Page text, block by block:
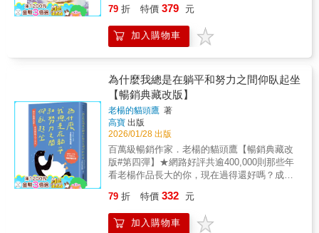
關懷，都不是真正的關懷。正如當你為了幫助
別人而幫助別人的時候，都不是真正的幫助，
那都是自己的需要。．健康的夫妻關係，則是
他們能帶著愛去解決問題，而不是帶著情緒發
洩到對方身上。▍讀者愛自己推薦這本書最觸
人稱帶領讀者走進他的心路歷程。那份坦誠與
自我揭露，讓人更容易產生共鳴，也更願意停
下來反思自己。書中談覺察、談自我發現，也
談如何在關係中看見彼此的局限：「『愛』有
時候過於沉重，但被理解、被看見，才是真正
讓人鬆一口氣的力量。」因此，只有真正懂得
愛的人，才有能力好好愛人。叢非從的文字敏
銳而細膩，能把人心最深處的脆弱與渴望說得
己，也看見身邊重要的人。
翻開這本書，在撐不下去的時候，讀一小段就
好。你並不孤單。努力的人，本來就不該孤
單。
心靈的同時，也能提升語言視野。✦深度對話
討論題」。不僅適合個人省思、靈修默想，更
適合與三五好友、讀書小組一同分享，引發深
刻而真誠的對話。✦陪伴一整年的心靈禮物這
抉擇的時刻，做出智慧的判斷，看見內心真正
該重視的是什麼。無論境遇如何，依然相信
「凡事都有美意」的平安。▌這本書，適合這樣
的你──•正在人生轉彎處，想停下來好好想一想
•想學習如何做出正確抉擇，領受豐富喜悅生命
的人•想透過生活化的故事，領略聖經話語的基
督徒•正在尋找適合小組討論、深度交流的讀書
會教材★★★★★各界感動好評★★★★★其
已經足夠有餘，真正欠缺的是心靈上的一盞明
燈、面臨抉擇時的一點智慧。這本短文集，讓
你從一篇真實的故事，體驗《聖經》中夠你受
起探索這份內在的力量，讓心靈的光芒照亮我
們的生活旅程。暫時的困境是生活給予的考驗
上天總是會讓人明白祂每次對你做的安排只為
的位置這是一部陪你走過人生高低起伏的內省
記錄，江米耶以時間為軸，將生命中一次次迷
惘、失去、覺醒與和解，化為內觀而不張揚的
文字，直面人性、情感、命運與選擇的真相。
不談宏大理論，只談每個人都會遇到的痛、
愛、執念與放下；人法地，地法天，天法道，
道法自然，邀你靜靜看見自己——當你不再急
著證明、不再執著圓滿，生命反而開始和諧起
來。◎代理經銷：白象文化更多精彩內容請見
http://www.pressstore.com.tw/freereading/
79 折 特價 379 元
加入購物車
為什麼我總是在躺平和努力之間仰臥起坐
【暢銷典藏改版】
老楊的貓頭鷹 著
高寶 出版
2026/01/28 出版
百萬級暢銷作家．老楊的貓頭鷹【暢銷典藏改
版#第四彈】★網路好評共逾400,000則那些年
看老楊作品長大的你，現在過得還好嗎？成為
是自欺欺人了太久#重新看見自己的人生解答之
書▍你不是生來當配角，別和人生過不去！總
認為自己懷才不遇，其實只是才華不足；總說
79 折 特價 332 元
加入購物車